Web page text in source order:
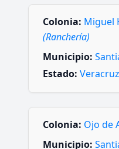
Colonia: Miguel
(Ranchería)
Municipio:
Estado:
Colonia: Ojo de
Municipio: